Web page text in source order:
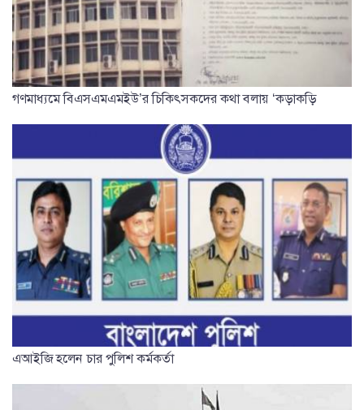
গণমাধ্যমে বিএসএমএমইউ’র চিকিৎসকদের কথা বলায় ‘কড়াকড়ি
এআইজি হলেন চার পুলিশ কর্মকর্তা